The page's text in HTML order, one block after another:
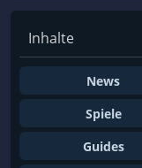
Inhalte
News
Spiele
Guides